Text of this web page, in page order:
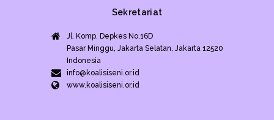
Sekretariat
Jl. Komp. Depkes No.16D
Pasar Minggu, Jakarta Selatan, Jakarta 12520
Indonesia
info@koalisiseni.or.id
www.koalisiseni.or.id